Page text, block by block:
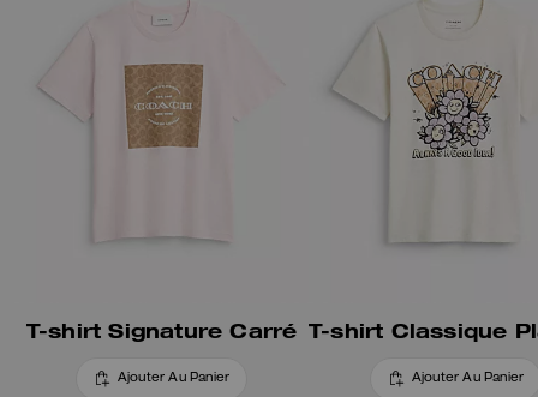
T-shirt Signature Carré
Ajouter Au Panier Ajouter Au Panier